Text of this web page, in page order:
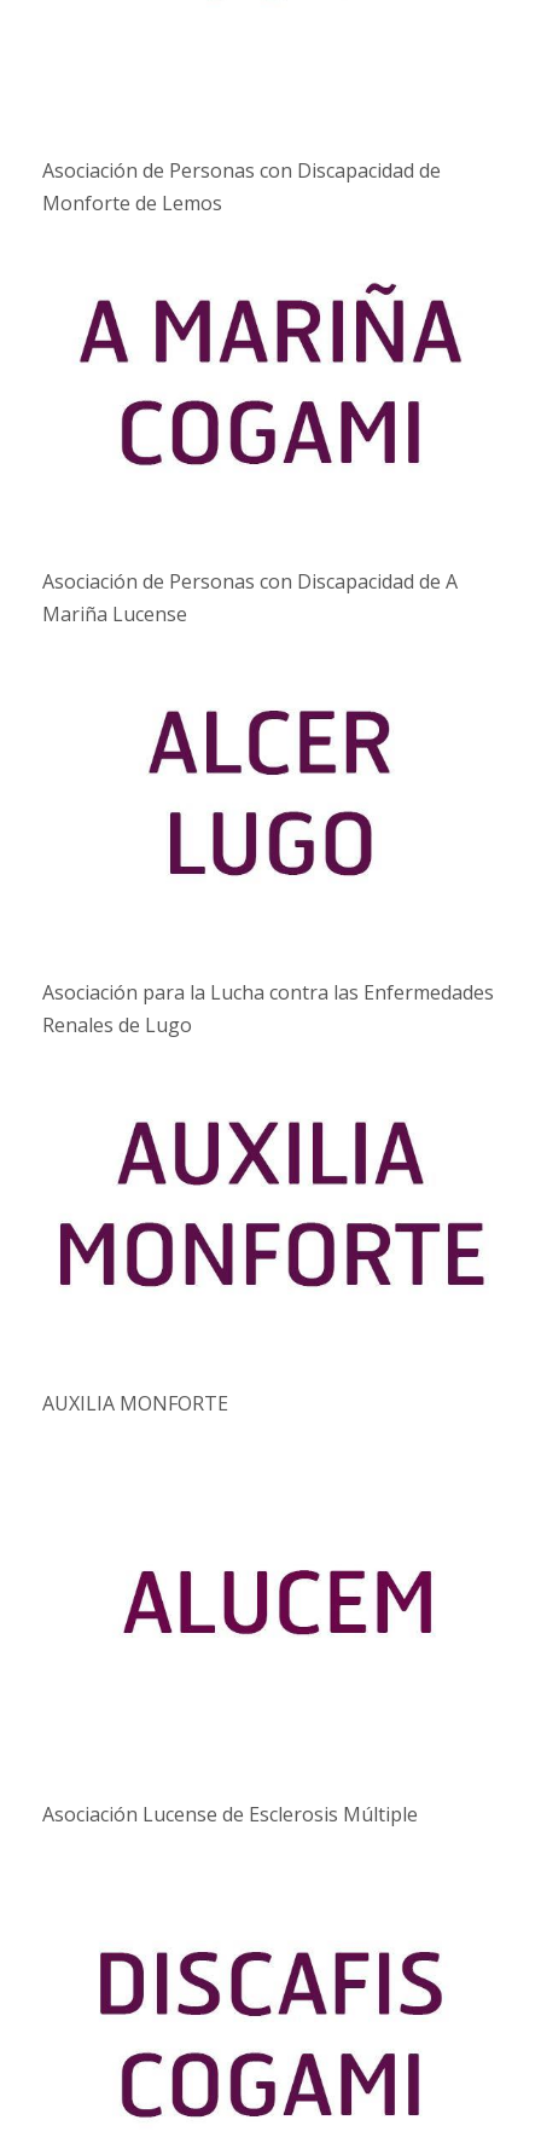
Asociación de Personas con Discapacidad de
Monforte de Lemos
Asociación de Personas con Discapacidad de A
Mariña Lucense
Asociación para la Lucha contra las Enfermedades
Renales de Lugo
AUXILIA MONFORTE
Asociación Lucense de Esclerosis Múltiple